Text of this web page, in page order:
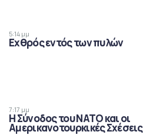
5:14 μμ
Εχθρός εντός των πυλών
7:17 μμ
Η Σύνοδος του ΝΑΤΟ και οι
Αμερικανοτουρκικές Σχέσεις